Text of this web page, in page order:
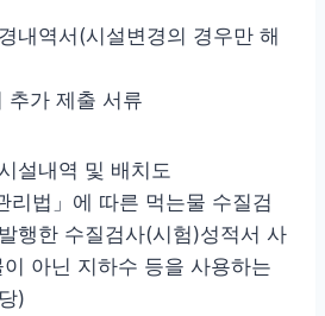
내역서(시설변경의 경우만 해
추가 제출 서류
설내역 및 배치도
리법」에 따른 먹는물 수질검
행한 수질검사(시험)성적서 사
아닌 지하수 등을 사용하는
)